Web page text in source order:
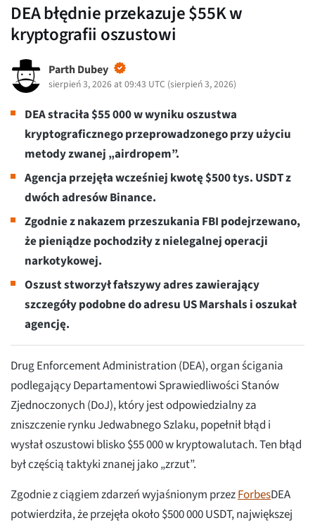
DEA błędnie przekazuje $55K w
kryptografii oszustowi
Parth Dubey
sierpień 3, 2026 at 09:43 UTC (sierpień 3, 2026)
DEA straciła $55 000 w wyniku oszustwa
kryptograficznego przeprowadzonego przy użyciu
metody zwanej „airdropem”.
Agencja przejęła wcześniej kwotę $500 tys. USDT z
dwóch adresów Binance.
Zgodnie z nakazem przeszukania FBI podejrzewano,
że pieniądze pochodziły z nielegalnej operacji
narkotykowej.
Oszust stworzył fałszywy adres zawierający
szczegóły podobne do adresu US Marshals i oszukał
agencję.
Drug Enforcement Administration (DEA), organ ścigania
podlegający Departamentowi Sprawiedliwości Stanów
Zjednoczonych (DoJ), który jest odpowiedzialny za
zniszczenie rynku Jedwabnego Szlaku, popełnił błąd i
wysłał oszustowi blisko $55 000 w kryptowalutach. Ten błąd
był częścią taktyki znanej jako „zrzut”.
Zgodnie z ciągiem zdarzeń wyjaśnionym przezForbesDEA
potwierdziła, że przejęła około $500 000 USDT, największej